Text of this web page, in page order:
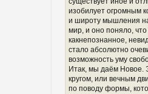
изобилует огромным
и широту мышления
мир, и оно поняло,
какнепознанное,
стало абсолютно
возможность уму
Итак, мы даём Новое.
кругом, или вечным
по поводу формы,